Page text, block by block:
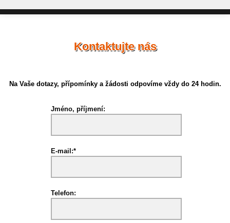
Kontaktujte nás
Na Vaše dotazy, přípomínky a žádosti odpovíme vždy do 24 hodin.
Jméno, příjmení:
E-mail:*
Telefon: